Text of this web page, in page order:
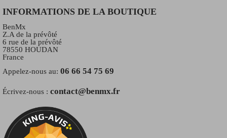
INFORMATIONS DE LA BOUTIQUE
BenMx
Z.A de la prévôté
6 rue de la prévôté
78550 HOUDAN
France
Appelez-nous au: 06 66 54 75 69
Écrivez-nous : contact@benmx.fr